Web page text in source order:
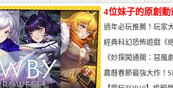
4位妹子的原創
曝光_電玩宅速配
過年必玩推薦！玩家
宅速配20230126
經典科幻恐怖遊戲《
懼體驗-電玩宅速配
《妙探闖通關：惡
到!!-電玩宅速配
農曆春節最強大作！
電玩宅速配20230123